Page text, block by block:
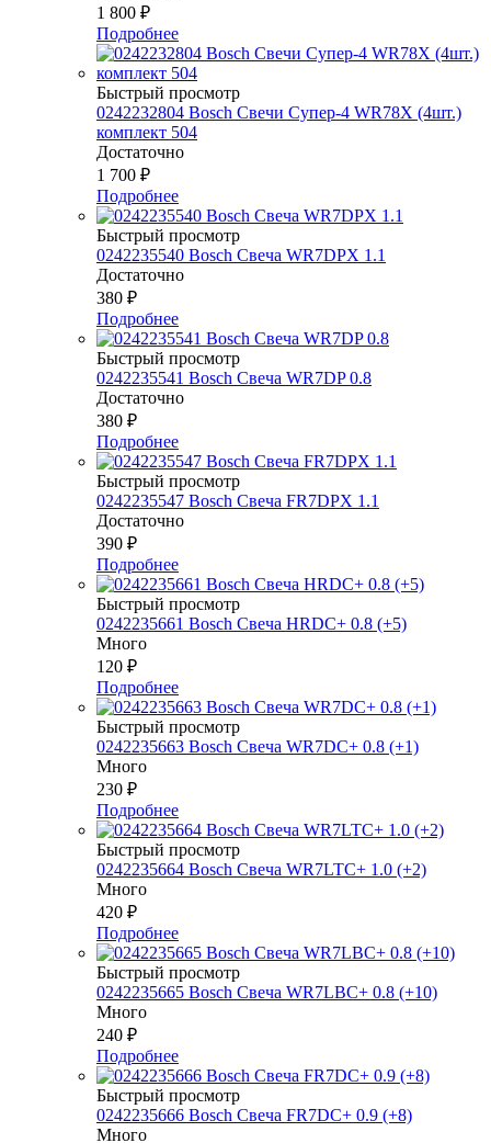
1 800 ₽
Подробнее
Быстрый просмотр
0242232804 Bosch Свечи Супер-4 WR78Х (4шт.)
комплект 504
Достаточно
1 700 ₽
Подробнее
Быстрый просмотр
0242235540 Bosch Свеча WR7DPX 1.1
Достаточно
380 ₽
Подробнее
Быстрый просмотр
0242235541 Bosch Свеча WR7DP 0.8
Достаточно
380 ₽
Подробнее
Быстрый просмотр
0242235547 Bosch Свеча FR7DPX 1.1
Достаточно
390 ₽
Подробнее
Быстрый просмотр
0242235661 Bosch Свеча HRDC+ 0.8 (+5)
Много
120 ₽
Подробнее
Быстрый просмотр
0242235663 Bosch Свеча WR7DC+ 0.8 (+1)
Много
230 ₽
Подробнее
Быстрый просмотр
0242235664 Bosch Свеча WR7LTC+ 1.0 (+2)
Много
420 ₽
Подробнее
Быстрый просмотр
0242235665 Bosch Свеча WR7LBC+ 0.8 (+10)
Много
240 ₽
Подробнее
Быстрый просмотр
0242235666 Bosch Свеча FR7DC+ 0.9 (+8)
Много